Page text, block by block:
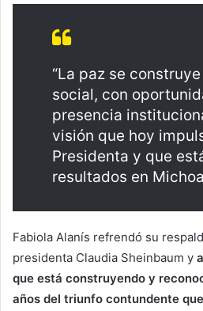
“La paz se
social, con
presencia
visión que hoy
Presidenta y que
resultados en
Fabiola Alanís refrendó su
presidenta Claudia Sheinbaum y
que está construyendo y
años del triunfo contundente